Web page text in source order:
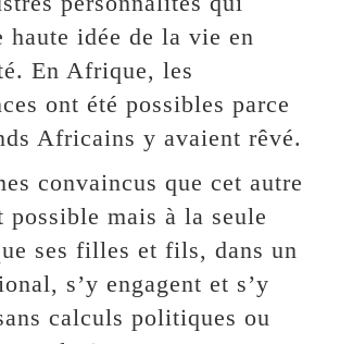
haute idée de la vie en
En Afrique, les
ont été possibles parce
Africains y avaient rêvé.
convaincus que cet autre
possible mais à la seule
ses filles et fils, dans un
s’y engagent et s’y
calculs politiques ou